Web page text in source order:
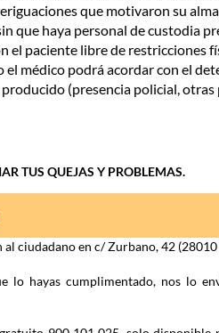
que motivaron su
que haya personal de custodia
el paciente libre de restricciones
médico podrá acordar con el
(presencia policial,
TUS QUEJAS Y PROBLEMAS.
ciudadano en c/ Zurbano, 42
lo hayas cumplimentado, nos lo